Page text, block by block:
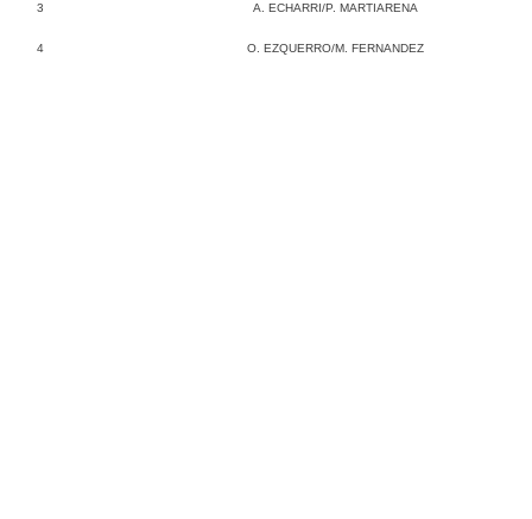
3 A. ECHARRI/P. MARTIARENA
4 O. EZQUERRO/M. FERNANDEZ